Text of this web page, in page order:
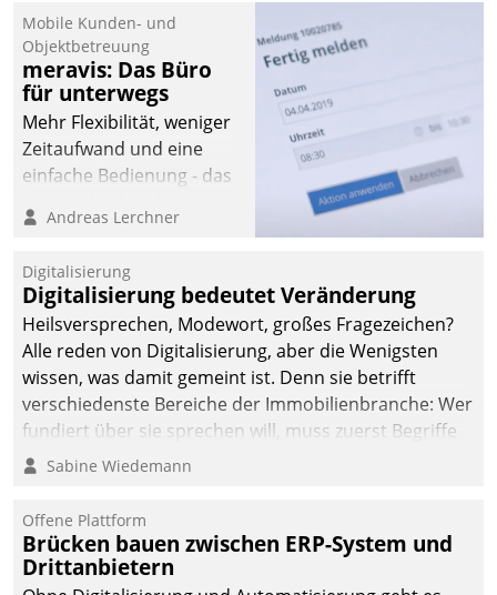
Mobile Kunden- und
Objektbetreuung
meravis: Das Büro
für unterwegs
Mehr Flexibilität, weniger
Zeitaufwand und eine
einfache Bedienung - das
Cockpit für mobile
Datatrain. Die meravis
Wohnungsbau- und
Immobilien GmbH hat
sich dabei für den Betrieb
der Lösung über die SAP
Cloud Platform
entschieden - als erstes
Unternehmen am
Andreas Lerchner
Digitalisierung
Digitalisierung bedeutet Veränderung
Heilsversprechen, Modewort, großes Fragezeichen?
Alle reden von Digitalisierung, aber die Wenigsten
wissen, was damit gemeint ist. Denn sie betrifft
verschiedenste Bereiche der Immobilienbranche: Wer
fundiert über sie sprechen will, muss zuerst Begriffe
klären. Ein Aspekt ist die betriebliche Optimierung:
Einsparungen durch optimierte und automatisierte
Prozesse. Doch man darf nicht zu viel erwarten: Allein
mit der Einführung einer neuen Software ist es nicht
Sabine Wiedemann
Offene Plattform
Brücken bauen zwischen ERP-System und
Drittanbietern